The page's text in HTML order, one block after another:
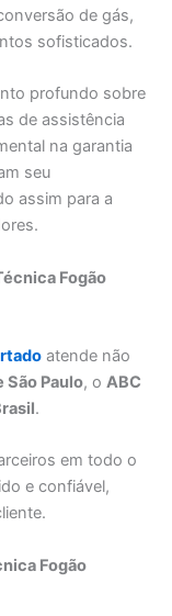
de gás,
sofisticados.
profundo sobre
de assistência
na garantia
seu
assim para a
Fogão
atende não
São Paulo, oABC
.
em todo o
e confiável,
Fogão